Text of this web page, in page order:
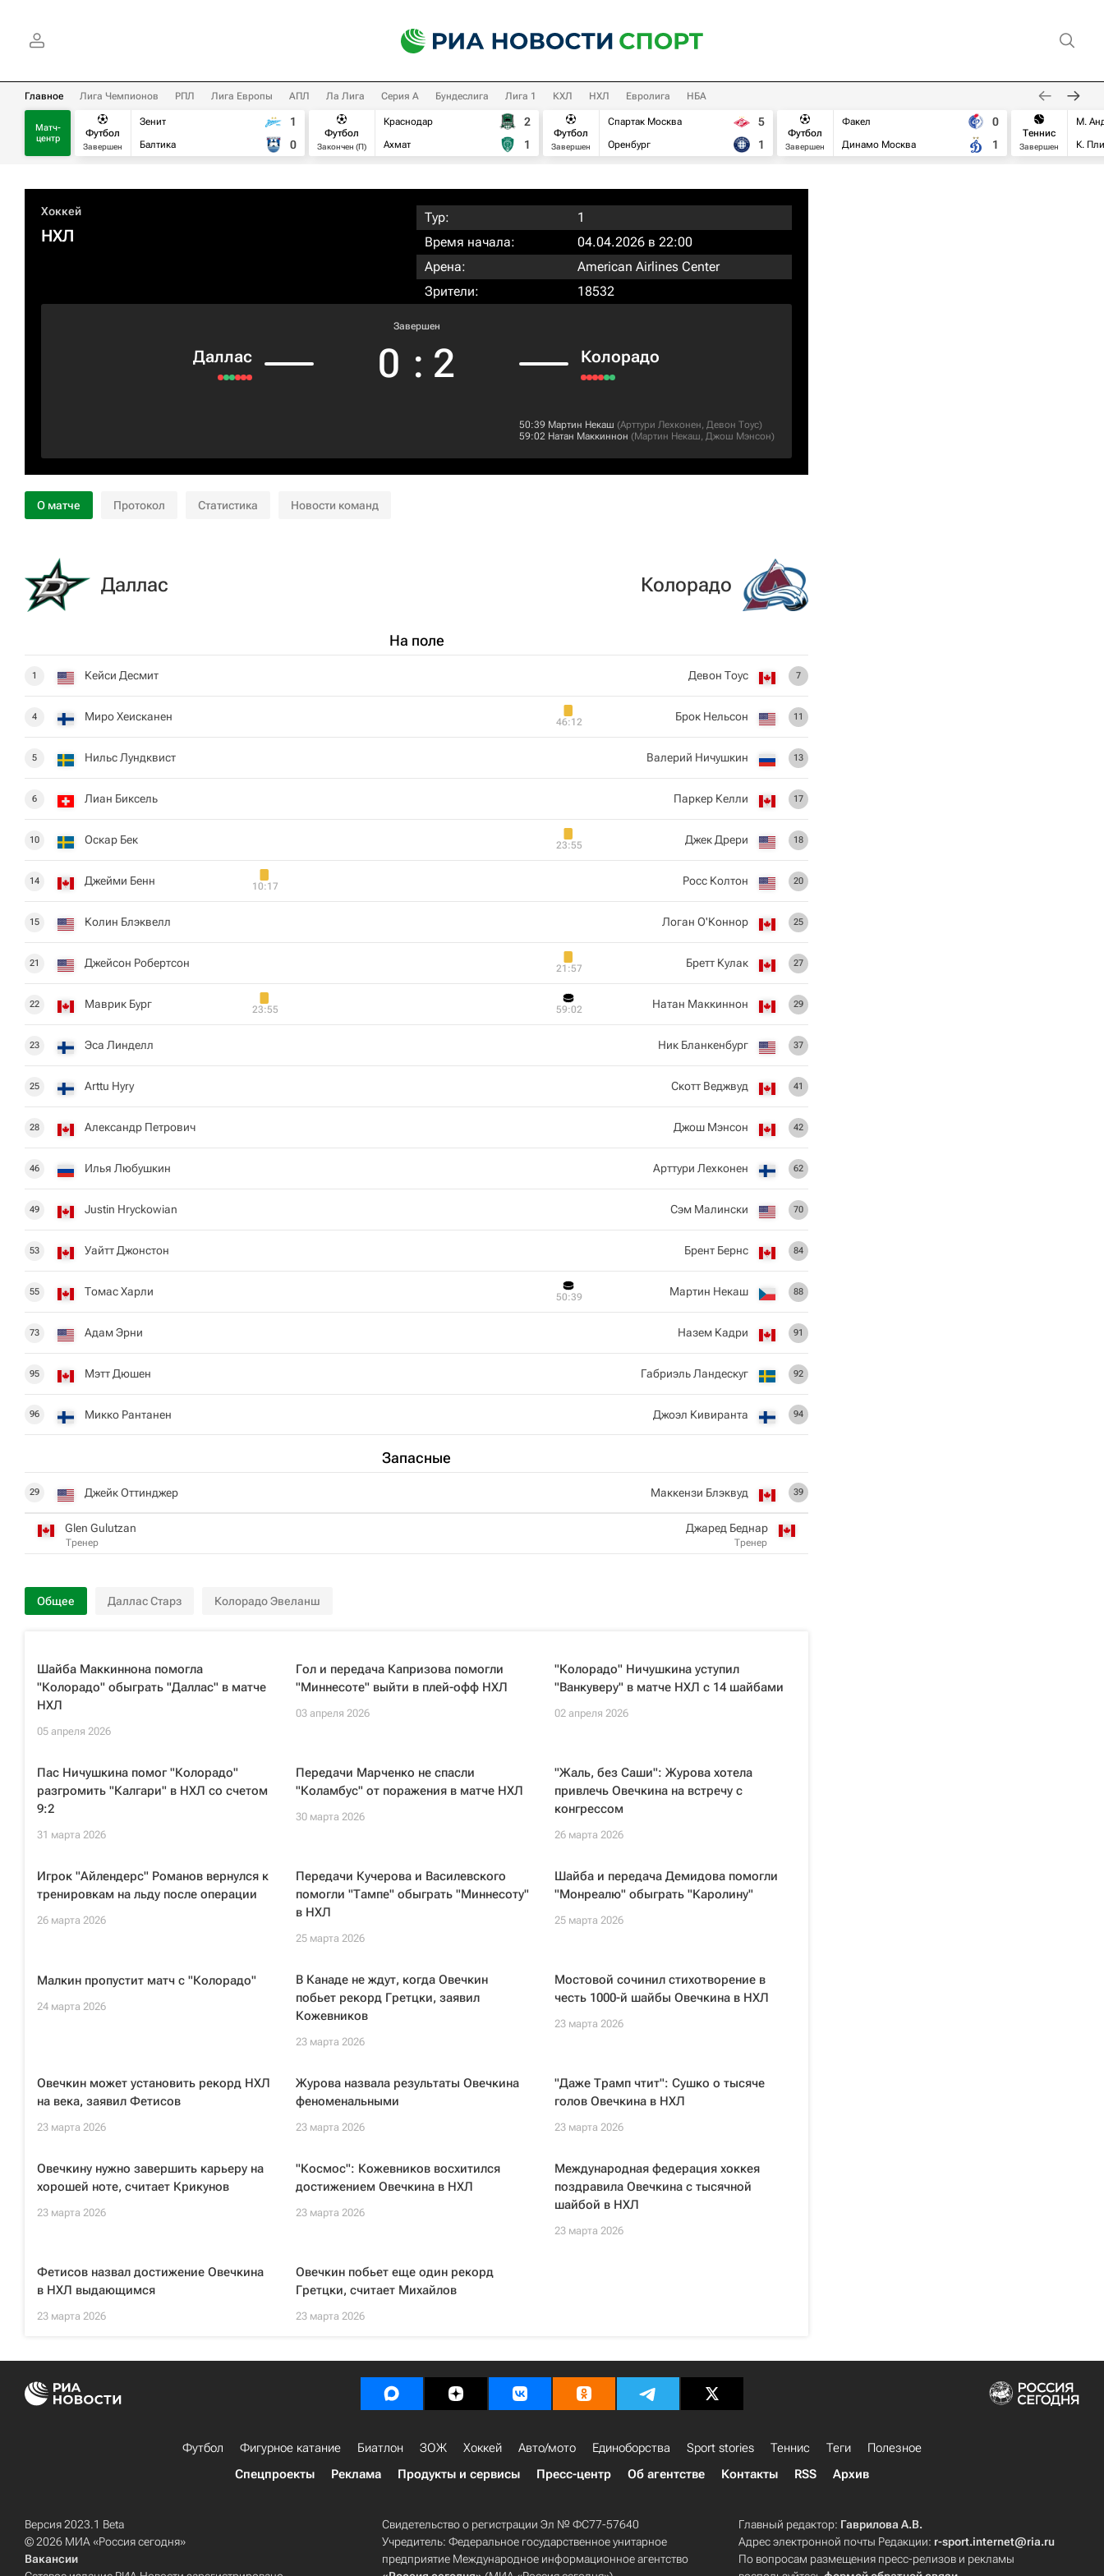
Главное Лига Чемпионов РПЛ Лига Европы АПЛ Ла Лига Серия А Бундеслига Лига 1 КХЛ НХЛ Евролига НБА
Матч-
центр
Футбол
Завершен
Зенит
Балтика
1
0
Футбол
Закончен (П)
Краснодар
Ахмат
2
1
Футбол
Завершен
Спартак Москва
Оренбург
5
1
Футбол
Завершен
Факел
Динамо Москва
0
1
Теннис
Завершен
М.
К.
Хоккей
НХЛ
Тур:
1
Время начала:
04.04.2026 в 22:00
Арена:
American Airlines Center
Зрители:
18532
Даллас
Завершен
0 : 2 Колорадо
50:39 Мартин Некаш (Арттури Лехконен, Девон Тоус)
59:02 Натан Маккиннон (Мартин Некаш, Джош Мэнсон)
О матче Протокол Статистика Новости команд
Даллас
На поле
1 Кейси Десмит
4 Миро Хеисканен
5 Нильс Лундквист
6 Лиан Биксель
10 Оскар Бек
14 Джейми Бенн 10:17
15 Колин Блэквелл
21 Джейсон Робертсон
22 Маврик Бург 23:55
23 Эса Линделл
25 Arttu Hyry
28 Александр Петрович
46 Илья Любушкин
49 Justin Hryckowian
53 Уайтт Джонстон
55 Томас Харли
73 Адам Эрни
95 Мэтт Дюшен
96 Микко Рантанен
Запасные
29 Джейк Оттинджер
Glen Gulutzan
Тренер
Колорадо
7
Девон Тоус
11
Брок Нельсон
46:12
13
Валерий Ничушкин
17
Паркер Келли
18
Джек Дрери
23:55
20
Росс Колтон
25
Логан О'Коннор
27
Бретт Кулак
21:57
29
Натан Маккиннон
59:02
37
Ник Бланкенбург
41
Скотт Веджвуд
42
Джош Мэнсон
62
Арттури Лехконен
70
Сэм Малински
84
Брент Бернс
88
Мартин Некаш
50:39
91
Назем Кадри
92
Габриэль Ландескуг
94
Джоэл Кивиранта
39
Маккензи Блэквуд
Джаред Беднар
Тренер
Общее Даллас Старз Колорадо Эвеланш
Шайба Маккиннона помогла
"Колорадо" обыграть "Даллас" в матче
НХЛ
05 апреля 2026
Гол и передача Капризова помогли
"Миннесоте" выйти в плей-офф НХЛ
03 апреля 2026
"Колорадо" Ничушкина уступил
"Ванкуверу" в матче НХЛ с 14 шайбами
02 апреля 2026
Пас Ничушкина помог "Колорадо"
разгромить "Калгари" в НХЛ со счетом
9:2
31 марта 2026
Передачи Марченко не спасли
"Коламбус" от поражения в матче НХЛ
30 марта 2026
"Жаль, без Саши": Журова хотела
привлечь Овечкина на встречу с
конгрессом
26 марта 2026
Игрок "Айлендерс" Романов вернулся к
тренировкам на льду после операции
26 марта 2026
Передачи Кучерова и Василевского
помогли "Тампе" обыграть "Миннесоту"
в НХЛ
25 марта 2026
Шайба и передача Демидова помогли
"Монреалю" обыграть "Каролину"
25 марта 2026
Малкин пропустит матч с "Колорадо"
24 марта 2026
В Канаде не ждут, когда Овечкин
побьет рекорд Гретцки, заявил
Кожевников
23 марта 2026
Мостовой сочинил стихотворение в
честь 1000-й шайбы Овечкина в НХЛ
23 марта 2026
Овечкин может установить рекорд НХЛ
на века, заявил Фетисов
23 марта 2026
Журова назвала результаты Овечкина
феноменальными
23 марта 2026
"Даже Трамп чтит": Сушко о тысяче
голов Овечкина в НХЛ
23 марта 2026
Овечкину нужно завершить карьеру на
хорошей ноте, считает Крикунов
23 марта 2026
"Космос": Кожевников восхитился
достижением Овечкина в НХЛ
23 марта 2026
Международная федерация хоккея
поздравила Овечкина с тысячной
шайбой в НХЛ
23 марта 2026
Фетисов назвал достижение Овечкина
в НХЛ выдающимся
23 марта 2026
Овечкин побьет еще один рекорд
Гретцки, считает Михайлов
23 марта 2026
Футбол Фигурное катание Биатлон ЗОЖ Хоккей Авто/мото Единоборства Sport stories Теннис Теги
Полезное
Спецпроекты
Реклама Продукты и сервисы Пресс-центр Об агентстве Контакты RSS Архив
Версия 2023.1 Beta
© 2026 МИА «Россия сегодня»
Вакансии
Свидетельство о регистрации Эл № ФС77-57640
Учредитель: Федеральное государственное унитарное
предприятие Международное информационное агентство
Главный редактор: Гаврилова А.В.
Адрес электронной почты Редакции: r-sport.internet@ria.ru
По вопросам размещения пресс-релизов и рекламы